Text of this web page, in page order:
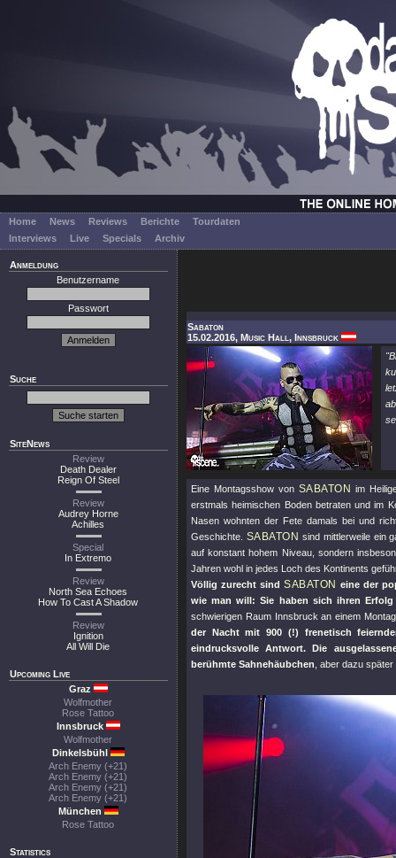
Home News Reviews Berichte
Tourdaten
Interviews
Live Specials Archiv
Anmeldung
Benutzername
Passwort
Suche
SiteNews
Review
Death Dealer
Reign Of Steel
Review
Audrey Horne
Achilles
Special
In Extremo
Review
North Sea Echoes
How To Cast A Shadow
Review
Ignition
All Will Die
Upcoming Live
Graz
Wolfmother
Rose Tattoo
Innsbruck
Wolfmother
Dinkelsbühl
Arch Enemy (+21)
Arch Enemy (+21)
Arch Enemy (+21)
Arch Enemy (+21)
München
Rose Tattoo
Statistics
Sabaton
15.02.2016, Music Hall, Innsbruck
Eine Montagsshow von SABATON im
erstmals heimischen Boden betraten und im
Nasen wohnten der Fete damals bei und
Geschichte. SABATON sind mittlerweile ein
auf konstant hohem Niveau, sondern
Jahren wohl in jedes Loch des Kontinents
Völlig zurecht sindSABATON eine der
wie man will: Sie haben sich ihren
schwierigen Raum Innsbruck an einem
der Nacht mit 900 (!) frenetisch
eindrucksvolle Antwort. Die
berühmte Sahnehäubchen , aber dazu später